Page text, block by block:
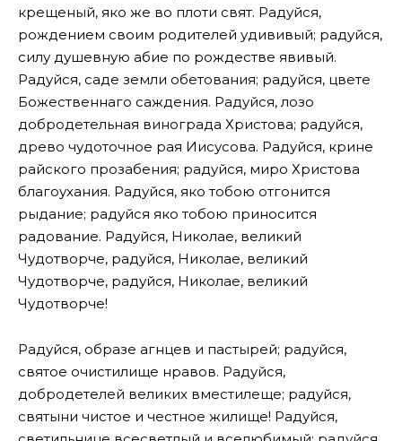
крещеный, яко же во плоти свят. Радуйся,
рождением своим родителей удививый; радуйся,
силу душевную абие по рождестве явивый.
Радуйся, саде земли обетования; радуйся, цвете
Божественнаго саждения. Радуйся, лозо
добродетельная винограда Христова; радуйся,
древо чудоточное рая Иисусова. Радуйся, крине
райского прозабения; радуйся, миро Христова
благоухания. Радуйся, яко тобою отгонится
рыдание; радуйся яко тобою приносится
радование. Радуйся, Николае, великий
Чудотворче, радуйся, Николае, великий
Чудотворче, радуйся, Николае, великий
Чудотворче!
Радуйся, образе агнцев и пастырей; радуйся,
святое очистилище нравов. Радуйся,
добродетелей великих вместилеще; радуйся,
святыни чистое и честное жилище! Радуйся,